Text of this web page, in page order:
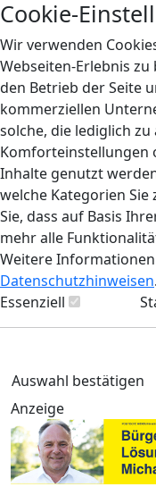
Cookie-
Wir verwenden
Webseiten-Erlebnis
den Betrieb der Seite
kommerziellen
solche, die lediglich
Komforteinstellungen
Inhalte genutzt
welche Kategorien
Sie, dass auf Basis
mehr alle
Weitere
Datenschutzhinweisen.
Essenziell
Auswahl bestätigen
Anzeige